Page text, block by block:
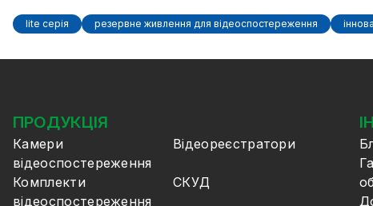
lite серія резервне живлення для відеоспостереження
ПРОДУКЦІЯ
Камери
відеоспостереження
Відеореєстратори
Комплекти
відеоспостереження
СКУД